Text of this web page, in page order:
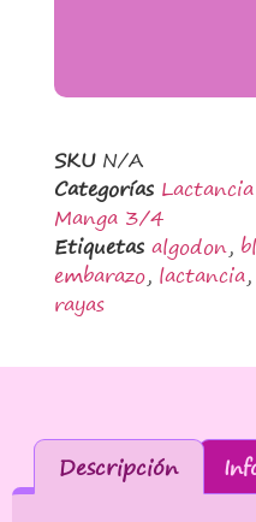
SKU N/A
Categorías
Manga 3/4
Etiquetas algodon,
embarazo, lactancia,
rayas
Descripción